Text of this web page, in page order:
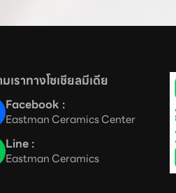
เราทางโซเชียลมีเดีย
Facebook :
Eastman Ceramics Center
Line :
Eastman Ceramics